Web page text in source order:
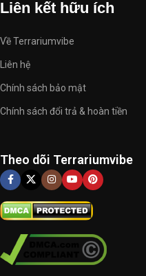
Liên kết hữu ích
Về Terrariumvibe
Liên hệ
Chính sách bảo mật
Chính sách đổi trả & hoàn tiền
Theo dõi Terrariumvibe